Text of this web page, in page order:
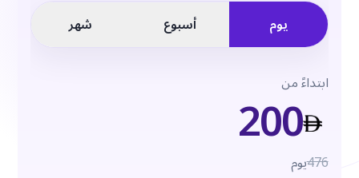
يوم أسبوع شهر
ابتداءً من200476يوم